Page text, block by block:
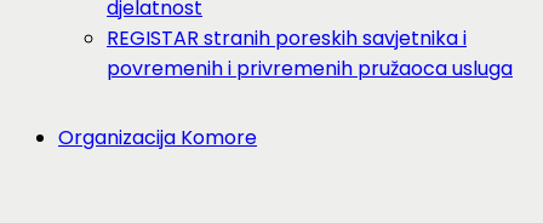
djelatnost
REGISTAR stranih poreskih savjetnika i
povremenih i privremenih pružaoca usluga
Organizacija Komore